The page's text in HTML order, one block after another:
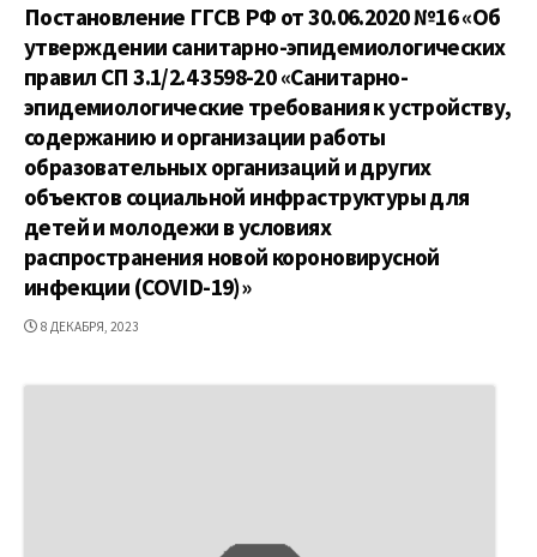
Постановление ГГСВ РФ от 30.06.2020 №16 «Об
утверждении санитарно-эпидемиологических
правил СП 3.1/2.4 3598-20 «Санитарно-
эпидемиологические требования к устройству,
содержанию и организации работы
образовательных организаций и других
объектов социальной инфраструктуры для
детей и молодежи в условиях
распространения новой короновирусной
инфекции (COVID-19)»
ДАТА
8 ДЕКАБРЯ, 2023